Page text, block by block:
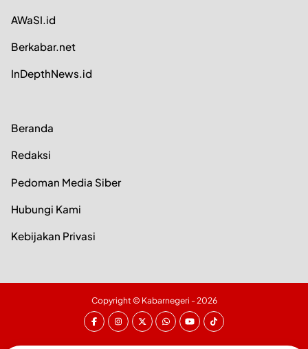
AWaSI.id
Berkabar.net
InDepthNews.id
Beranda
Redaksi
Pedoman Media Siber
Hubungi Kami
Kebijakan Privasi
Copyright © Kabarnegeri - 2026